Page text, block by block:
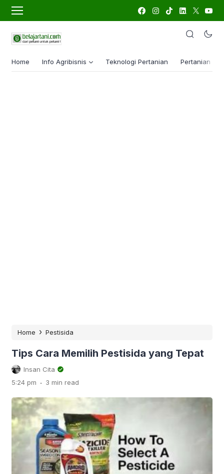
Home Info Agribisnis Teknologi Pertanian Pertanian
Home › Pestisida
Tips Cara Memilih Pestisida yang Tepat
Insan Cita
5:24 pm . 3 min read